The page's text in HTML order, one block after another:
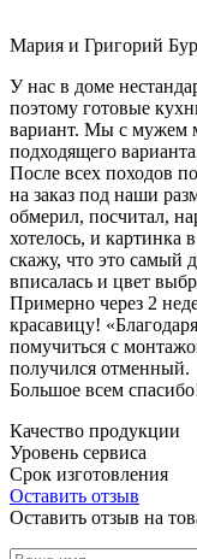
Мария и Григорий
У нас в доме
поэтому готовые
вариант. Мы с мужем
подходящего
После всех походов
на заказ под наши
обмерил, посчитал,
хотелось, и картинка
скажу, что это самый
вписалась и цвет
Примерно через 2
красавицу!
помучиться с
получился отменный.
Большое всем
Качество продукции
Уровень сервиса
Срок изготовления
Оставить отзыв
Оставить отзыв на